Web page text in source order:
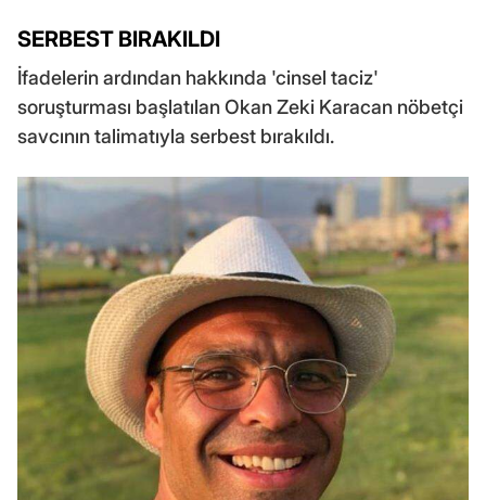
SERBEST BIRAKILDI
İfadelerin ardından hakkında 'cinsel taciz'
soruşturması başlatılan Okan Zeki Karacan nöbetçi
savcının talimatıyla serbest bırakıldı.